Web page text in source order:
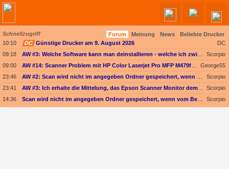
Schnellzugriff Forum Meinung News
Beliebte Drucker
10:10
DC Günstige Drucker am 9. August 2026
DC
09:18
Scorpio
09:00
George55
23:46
Scorpio
23:41
Scorpio
14:36
Scorpio
Angebote werden geladen...